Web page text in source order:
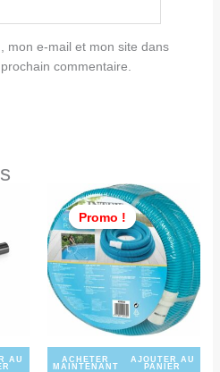
mon e-mail et mon site dans
commentaire.
AU
Promo !
Promo !
ACHETER
MAINTENANT
AJOUTER AU
PANIER
Le
prix
initial
était :
TND
199,000.
est :
TND